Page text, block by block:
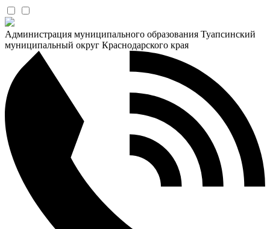
Администрация муниципального образования Туапсинский
муниципальный округ Краснодарского края